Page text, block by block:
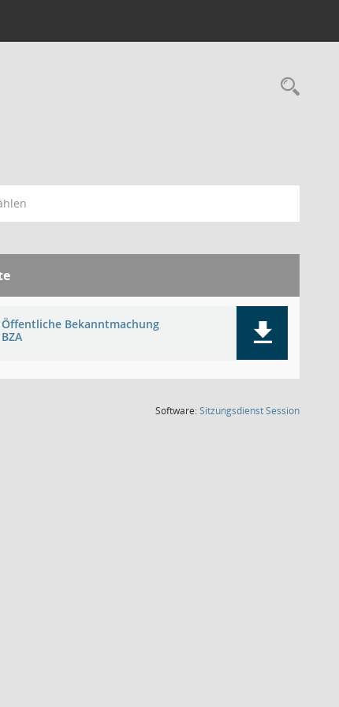
Öffentliche Bekanntmachung
BZA
Software:SitzungsdienstSession(Wird in